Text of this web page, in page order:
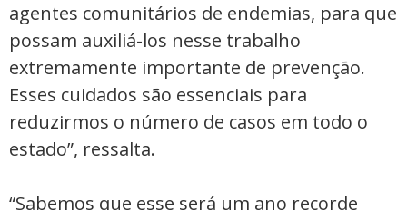
agentes comunitários de endemias, para que
possam auxiliá-los nesse trabalho
extremamente importante de prevenção.
Esses cuidados são essenciais para
reduzirmos o número de casos em todo o
estado”, ressalta.
“Sabemos que esse será um ano recorde